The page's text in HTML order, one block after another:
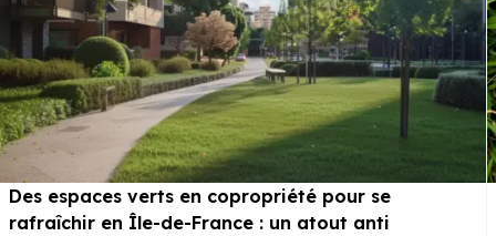
Des espaces verts en copropriété pour se
rafraîchir en Île-de-France : un atout anti